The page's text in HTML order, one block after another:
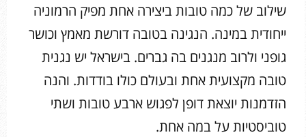
שילוב של כמה טובות ביצירה אחת מפיק הרמוניה
ייחודית במינה. הנגינה בטובה דורשת מאמץ וכושר
גופני ולרוב מנגנים בה גברים. בישראל יש נגנית
טובה מקצועית אחת ובעולם כולו בודדות. והנה
הזדמנות יוצאת דופן לפגוש ארבע טובות ושתי
טוביסטיות על במה אחת.